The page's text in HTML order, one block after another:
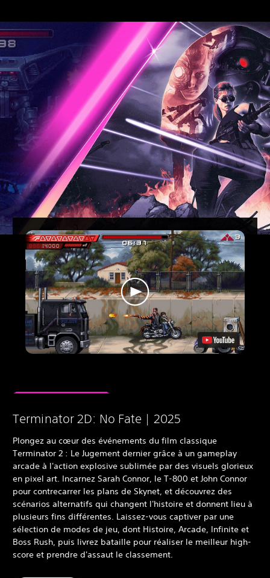
Terminator 2D: No Fate | 2025
Plongez au cœur des événements du film classique
Terminator 2 : Le Jugement dernier grâce à un gameplay
arcade à l'action explosive sublimée par des visuels glorieux
en pixel art. Incarnez Sarah Connor, le T-800 et John Connor
pour contrecarrer les plans de Skynet, et découvrez des
scénarios alternatifs qui changent l'histoire et donnent lieu à
plusieurs fins différentes. Laissez-vous captiver par une
sélection de modes de jeu, dont Histoire, Arcade, Infinite et
Boss Rush, puis livrez bataille pour réaliser le meilleur high-
score et prendre d'assaut le classement.